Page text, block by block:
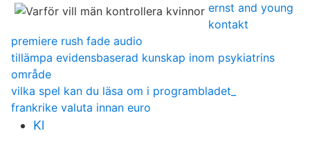
ernst and young
kontakt
premiere rush fade audio
tillämpa evidensbaserad kunskap inom psykiatrins
område
vilka spel kan du läsa om i programbladet_
frankrike valuta innan euro
Kl